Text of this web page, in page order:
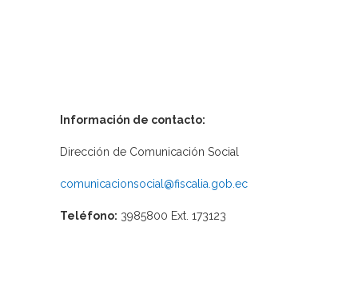
Información de contacto:
Dirección de Comunicación Social
comunicacionsocial@fiscalia.gob.ec
Teléfono: 3985800 Ext. 173123